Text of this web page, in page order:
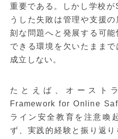
重要である。しかし学校が
うした失敗は管理や支援
刻な問題へと発展する可
できる環境を欠いたまま
成立しない。
たとえば、オースト
Framework for Online
ライン安全教育を注意喚
ず、実践的経験と振り返